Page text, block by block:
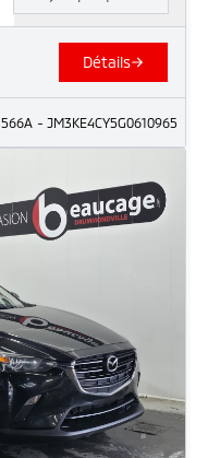
Détails
- JM3KE4CY5G0610965